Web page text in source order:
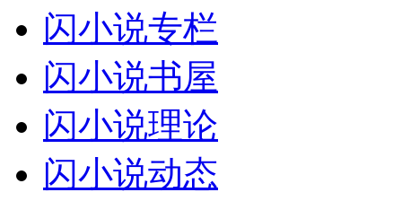
闪小说专栏
闪小说书屋
闪小说理论
闪小说动态